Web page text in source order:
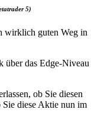
5)
wirklich guten Weg in
über das Edge-Niveau
ob Sie diesen
diese Aktie nun im